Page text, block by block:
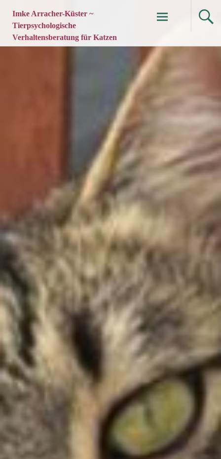
Imke Arracher-Küster ~
Tierpsychologische
Verhaltensberatung für Katzen